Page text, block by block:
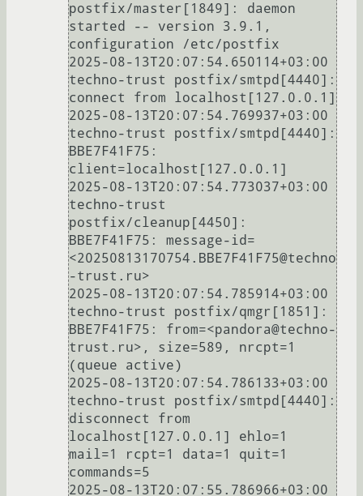
postfix/master[1849]: daemon
started -- version 3.9.1,
configuration /etc/postfix
2025-08-13T20:07:54.650114+03:00
techno-trust postfix/smtpd[4440]:
connect from localhost[127.0.0.1]
2025-08-13T20:07:54.769937+03:00
techno-trust postfix/smtpd[4440]:
BBE7F41F75:
client=localhost[127.0.0.1]
2025-08-13T20:07:54.773037+03:00
techno-trust
postfix/cleanup[4450]:
BBE7F41F75: message-id=
<20250813170754.BBE7F41F75@techno
-trust.ru>
2025-08-13T20:07:54.785914+03:00
techno-trust postfix/qmgr[1851]:
BBE7F41F75: from=<pandora@techno-
trust.ru>, size=589, nrcpt=1
(queue active)
2025-08-13T20:07:54.786133+03:00
techno-trust postfix/smtpd[4440]:
disconnect from
localhost[127.0.0.1] ehlo=1
mail=1 rcpt=1 data=1 quit=1
commands=5
2025-08-13T20:07:55.786966+03:00